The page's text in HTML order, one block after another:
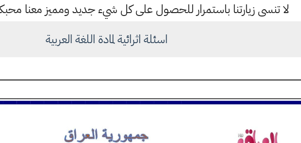
لا تنسى زيارتنا باستمرار للحصول على كل شيء جديد ومميز معنا
اسئلة اثرائية لمادة اللغة العربية